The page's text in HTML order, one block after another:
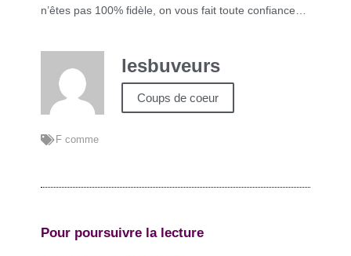
n’êtes pas 100% fidèle, on vous fait toute confiance…
lesbuveurs
Coups de coeur
F comme
Pour poursuivre la lecture